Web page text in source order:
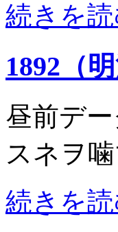
続きを
1892（
昼前デ
スネヲ
続きを